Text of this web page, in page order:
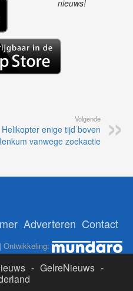
nieuws!
Volgende
Helikopter enige tijd boven
vanwege zoekactie
Adverteren Contact
Ontwikkeling:
- GelreNieuws -